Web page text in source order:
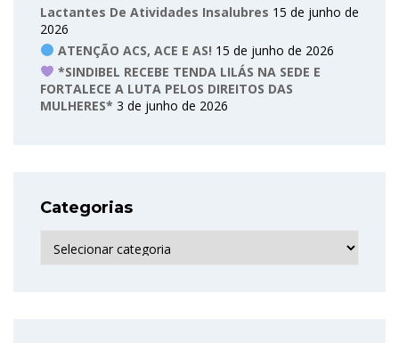
Lactantes De Atividades Insalubres 15 de junho de
2026
ATENÇÃO ACS, ACE E AS! 15 de junho de 2026
*SINDIBEL RECEBE TENDA LILÁS NA SEDE E
FORTALECE A LUTA PELOS DIREITOS DAS
MULHERES* 3 de junho de 2026
Categorias
Categorias